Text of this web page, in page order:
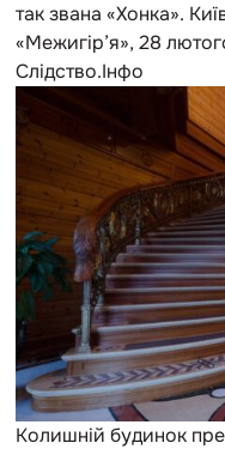
так звана «Хонка».
«Межигір’я», 28
Слідство.Інфо
Колишній будинок